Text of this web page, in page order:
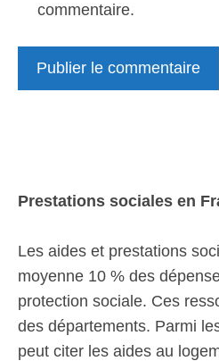
commentaire.
Prestations sociales en
Les aides et prestations
moyenne 10 % des
protection sociale. Ces
des départements. Parmi
peut citer les aides au